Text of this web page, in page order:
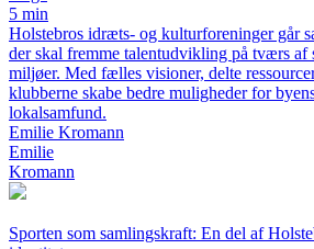
5 min
Holstebros idræts- og kulturforeninger går
der skal fremme talentudvikling på tværs af
miljøer. Med fælles visioner, delte
klubberne skabe bedre muligheder for
lokalsamfund.
Emilie Kromann
Emilie
Kromann
Sporten som samlingskraft: En del af